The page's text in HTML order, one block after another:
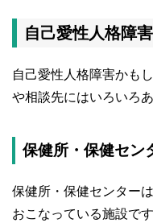
自己愛性人格障
自己愛性人格障害かも
や相談先にはいろいろあ
保健所・保健セン
保健所・保健センター
おこなっている施設で